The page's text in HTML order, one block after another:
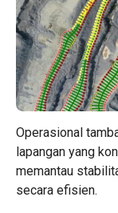
Operasional
lapangan yang
memantau
secara efisien.